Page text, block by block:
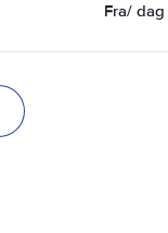
Fra/ dag